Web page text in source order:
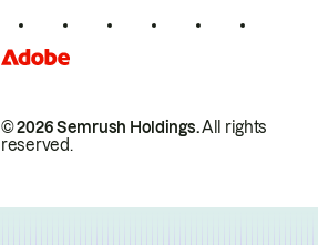
© 2026 Semrush Holdings.All rights
reserved.